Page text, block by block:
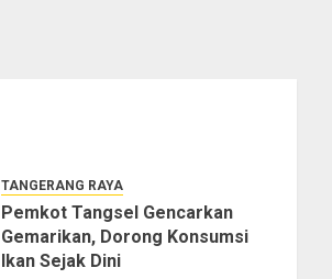
TANGERANG RAYA
Pemkot Tangsel Gencarkan
Gemarikan, Dorong Konsumsi
Ikan Sejak Dini